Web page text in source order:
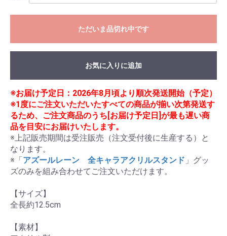
ただいま品切れ中です
お気に入りに追加
※お届け予定日：2026年8月頃より順次発送開始（予定）
※1度にご注文いただいたすべての商品が揃い次第発送す
るため、ご注文商品のうち[お届け予定日]が最も遅い商
品を目安にお届けいたします。
※上記販売期間は受注販売（注文受付後に生産する）と
なります。
※「アズールレーン　全キャラアクリルスタンド 」グッ
ズのみを組み合わせてご注文いただけます。
【サイズ】
全長約12.5cm
【素材】